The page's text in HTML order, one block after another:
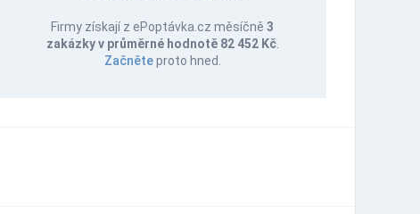
Firmy získají z ePoptávka.cz měsíčně3
zakázky v průměrné hodnotě 82 452 Kč.
Začněteproto hned.